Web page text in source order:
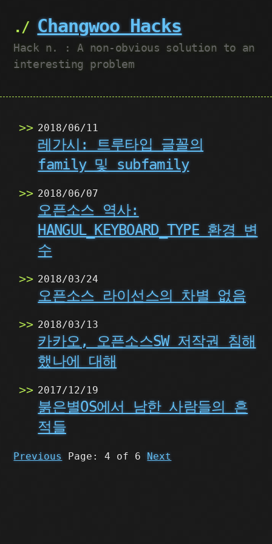
Changwoo Hacks
Hack n. : A non-obvious solution to an
interesting problem
2018/06/11
레가시: 트루타입 글꼴의
family 및 subfamily
2018/06/07
오픈소스 역사:
HANGUL_KEYBOARD_TYPE 환경 변
수
2018/03/24
오픈소스 라이선스의 차별 없음
2018/03/13
카카오, 오픈소스SW 저작권 침해
했나에 대해
2017/12/19
붉은별OS에서 남한 사람들의 흔
적들
Previous Page: 4 of 6 Next